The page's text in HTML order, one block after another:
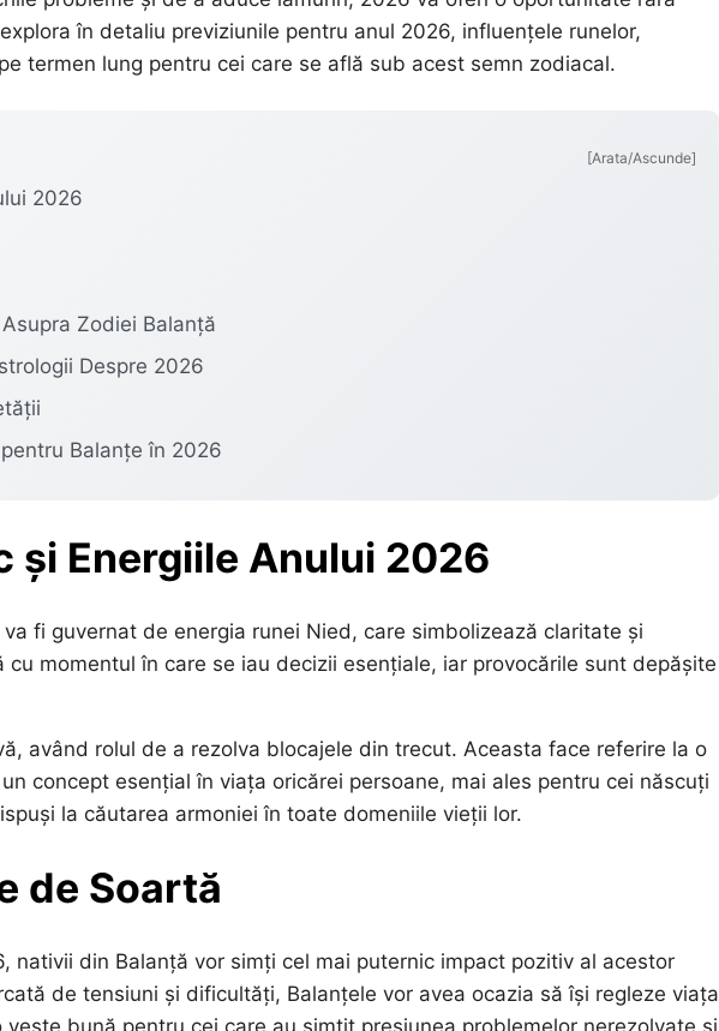
în detaliu previziunile pentru anul 2026, influențele runelor,
termen lung pentru cei care se află sub acest semn zodiacal.
[Arata/Ascunde]
2026
Zodiei Balanță
Despre 2026
Balanțe în 2026
Energiile Anului 2026
fi guvernat de energia runei Nied, care simbolizează claritate și
momentul în care se iau decizii esențiale, iar provocările sunt depășite
având rolul de a rezolva blocajele din trecut. Aceasta face referire la o
concept esențial în viața oricărei persoane, mai ales pentru cei născuți
la căutarea armoniei în toate domeniile vieții lor.
de Soartă
nativii din Balanță vor simți cel mai puternic impact pozitiv al acestor
de tensiuni și dificultăți, Balanțele vor avea ocazia să își regleze viața